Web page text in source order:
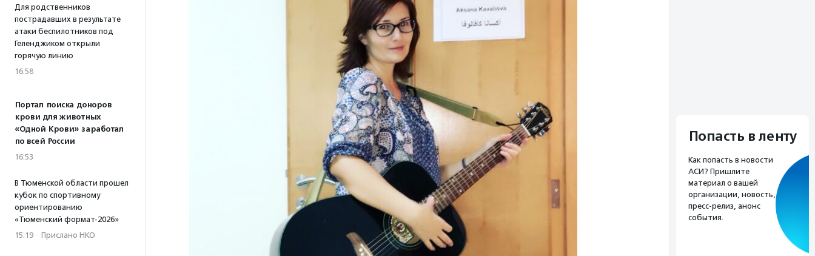
Для родственников
пострадавших в результате
атаки беспилотников под
Геленджиком открыли
горячую линию
16:58
Портал поиска доноров
крови для животных
«Одной Крови» заработал
по всей России
16:53
В Тюменской области прошел
кубок по спортивному
ориентированию
«Тюменский формат-2026»
15:19 · Прислано НКО
Попасть в ленту
Как попасть в новости
АСИ? Пришлите
материал о вашей
организации, новость,
пресс-релиз, анонс
события.